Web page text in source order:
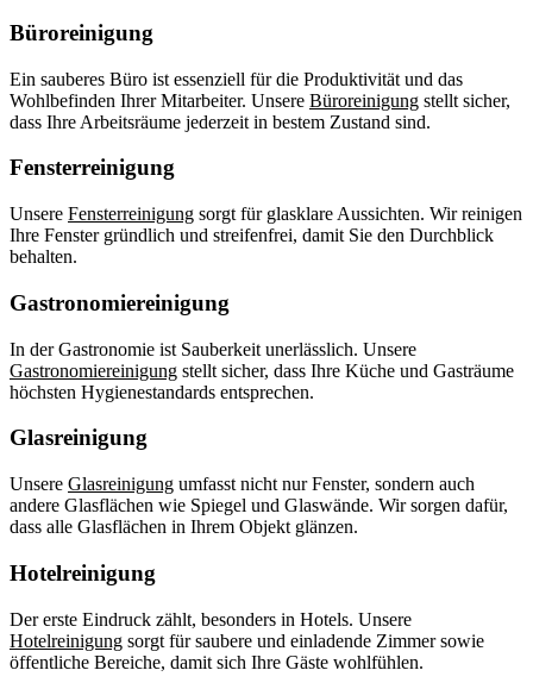
Büroreinigung
Ein sauberes Büro ist essenziell für die Produktivität und das
Wohlbefinden Ihrer Mitarbeiter. Unsere Büroreinigung stellt sicher,
dass Ihre Arbeitsräume jederzeit in bestem Zustand sind.
Fensterreinigung
Unsere Fensterreinigung sorgt für glasklare Aussichten. Wir reinigen
Ihre Fenster gründlich und streifenfrei, damit Sie den Durchblick
behalten.
Gastronomiereinigung
In der Gastronomie ist Sauberkeit unerlässlich. Unsere
Gastronomiereinigung stellt sicher, dass Ihre Küche und Gasträume
höchsten Hygienestandards entsprechen.
Glasreinigung
Unsere Glasreinigung umfasst nicht nur Fenster, sondern auch
andere Glasflächen wie Spiegel und Glaswände. Wir sorgen dafür,
dass alle Glasflächen in Ihrem Objekt glänzen.
Hotelreinigung
Der erste Eindruck zählt, besonders in Hotels. Unsere
Hotelreinigung sorgt für saubere und einladende Zimmer sowie
öffentliche Bereiche, damit sich Ihre Gäste wohlfühlen.